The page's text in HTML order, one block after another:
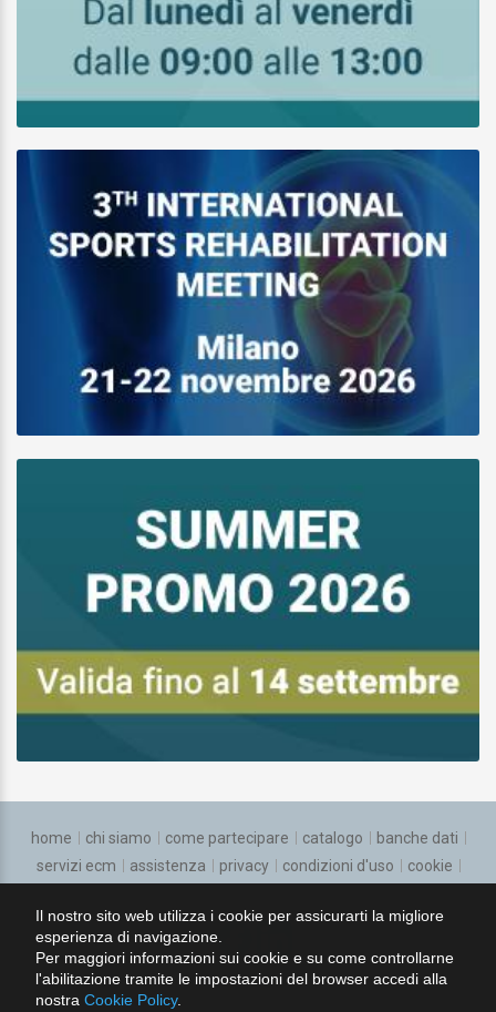
Il nostro sito web utilizza i cookie per assicurarti la migliore
esperienza di navigazione.
Per maggiori informazioni sui cookie e su come controllarne
l'abilitazione tramite le impostazioni del browser accedi alla
nostra Cookie Policy.
home chi siamo come partecipare catalogo
banche dati
servizi ecm
assistenza privacy condizioni d'uso
cookie
seguici su: